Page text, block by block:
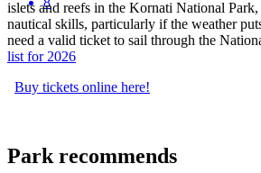
islets and reefs in the Kornati National
nautical skills, particularly if the weather
need a valid ticket to sail through the
list for 2026
Buy tickets online here!
Park recommends